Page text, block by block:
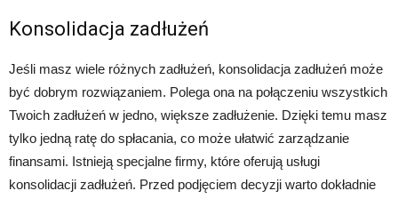
Konsolidacja zadłużeń
Jeśli masz wiele różnych zadłużeń, konsolidacja zadłużeń może
być dobrym rozwiązaniem. Polega ona na połączeniu wszystkich
Twoich zadłużeń w jedno, większe zadłużenie. Dzięki temu masz
tylko jedną ratę do spłacania, co może ułatwić zarządzanie
finansami. Istnieją specjalne firmy, które oferują usługi
konsolidacji zadłużeń. Przed podjęciem decyzji warto dokładnie